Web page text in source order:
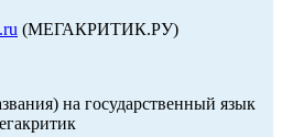
(МЕГАКРИТИК.РУ)
на государственный язык